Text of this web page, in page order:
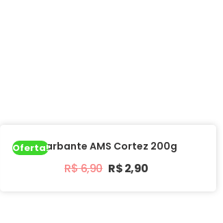
Oferta!Barbante AMS Cortez 200g
R$6,90 R$2,90